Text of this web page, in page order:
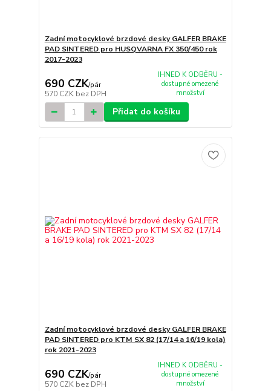
Zadní motocyklové brzdové desky GALFER BRAKE
PAD SINTERED pro HUSQVARNA FX 350/450 rok
2017-2023
690 CZK/pár
570 CZK bez DPH
IHNED K ODBĚRU -
dostupné omezené
množství
Přidat do košíku
Zadní motocyklové brzdové desky GALFER BRAKE
PAD SINTERED pro KTM SX 82 (17/14 a 16/19 kola)
rok 2021-2023
690 CZK/pár
570 CZK bez DPH
IHNED K ODBĚRU -
dostupné omezené
množství